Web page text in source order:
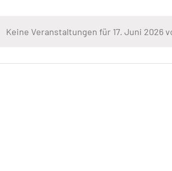
Hinweis
Keine Veranstaltungen für 17. Juni 2026